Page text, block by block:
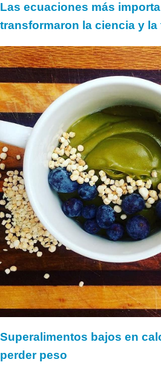
Las ecuaciones más
transformaron la ciencia y
Superalimentos bajos en
perder peso